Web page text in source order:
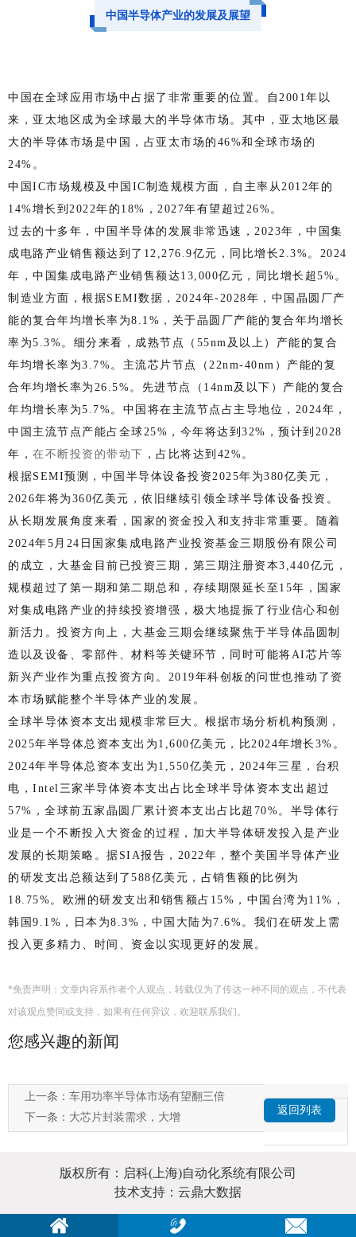
中国半导体产业的发展及展望
中国在全球应用市场中占据了非常重要的位置。自2001年以
来，亚太地区成为全球最大的半导体市场。其中，亚太地区最
大的半导体市场是中国，占亚太市场的46%和全球市场的
24%。
中国IC市场规模及中国IC制造规模方面，自主率从2012年的
14%增长到2022年的18%，2027年有望超过26%。
过去的十多年，中国半导体的发展非常迅速，2023年，中国集
成电路产业销售额达到了12,276.9亿元，同比增长2.3%。2024
年，中国集成电路产业销售额达13,000亿元，同比增长超5%。
制造业方面，根据SEMI数据，2024年-2028年，中国晶圆厂产
能的复合年均增长率为8.1%，关于晶圆厂产能的复合年均增长
率为5.3%。细分来看，成熟节点（55nm及以上）产能的复合
年均增长率为3.7%。主流芯片节点（22nm-40nm）产能的复
合年均增长率为26.5%。先进节点（14nm及以下）产能的复合
年均增长率为5.7%。中国将在主流节点占主导地位，2024年，
中国主流节点产能占全球25%，今年将达到32%，预计到2028
年， 在不断投资的带动下 ，占比将达到42%。
根据SEMI预测，中国半导体设备投资2025年为380亿美元，
2026年将为360亿美元，依旧继续引领全球半导体设备投资。
从长期发展角度来看，国家的资金投入和支持非常重要。随着
2024年5月24日国家集成电路产业投资基金三期股份有限公司
的成立，大基金目前已投资三期，第三期注册资本3,440亿元，
规模超过了第一期和第二期总和，存续期限延长至15年，国家
对集成电路产业的持续投资增强，极大地提振了行业信心和创
新活力。投资方向上，大基金三期会继续聚焦于半导体晶圆制
造以及设备、零部件、材料等关键环节，同时可能将AI芯片等
新兴产业作为重点投资方向。2019年科创板的问世也推动了资
本市场赋能整个半导体产业的发展。
全球半导体资本支出规模非常巨大。根据市场分析机构预测，
2025年半导体总资本支出为1,600亿美元，比2024年增长3%。
2024年半导体总资本支出为1,550亿美元，2024年三星，台积
电，Intel三家半导体资本支出占比全球半导体资本支出超过
57%，全球前五家晶圆厂累计资本支出占比超70%。半导体行
业是一个不断投入大资金的过程，加大半导体研发投入是产业
发展的长期策略。据SIA报告，2022年，整个美国半导体产业
的研发支出总额达到了588亿美元，占销售额的比例为
18.75%。欧洲的研发支出和销售额占15%，中国台湾为11%，
韩国9.1%，日本为8.3%，中国大陆为7.6%。我们在研发上需
投入更多精力、时间、资金以实现更好的发展。
*免责声明：文章内容系作者个人观点，转载仅为了传达一种不同的观点，不代表
对该观点赞同或支持，如果有任何异议，欢迎联系我们。
您感兴趣的新闻
上一条： 车用功率半导体市场有望翻三倍
下一条： 大芯片封装需求，大增
返回列表
版权所有：启科(上海)自动化系统有限公司
技术支持：云鼎大数据